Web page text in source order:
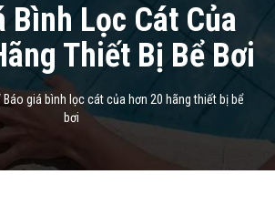
Bình Lọc Cát Của
Thiết Bị Bể Bơi
Báo giá bình lọc cát của hơn 20 hãng thiết bị bể
bơi